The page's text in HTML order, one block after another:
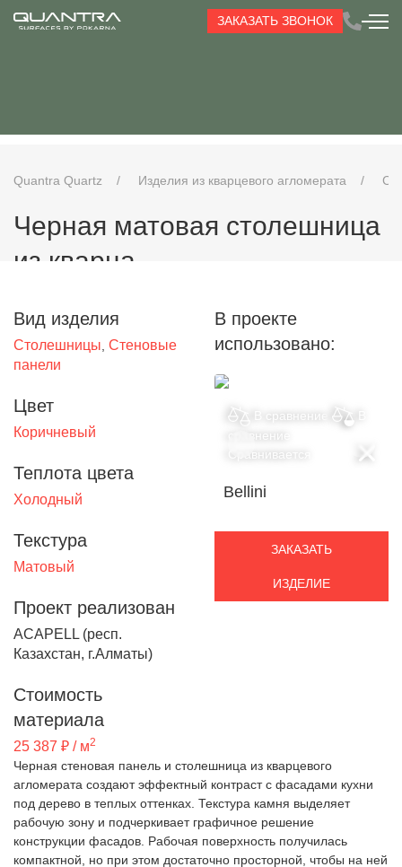
ЗАКАЗАТЬ ЗВОНОК
Quantra Quartz Изделия из кварцевого агломерата
Черная матовая столешница
из кварца
Вид изделия
Столешницы Стеновые
панели
Цвет
Коричневый
Теплота цвета
Холодный
Текстура
Матовый
Проект реализован
ACAPELL (респ.
Казахстан, г.Алматы)
Стоимость
материала
25 387 ₽ / м2
В проекте
использовано:
В сравнение
сравнение
Сравнивается
Bellini
ЗАКАЗАТЬ
ИЗДЕЛИЕ
Черная стеновая панель и столешница из кварцевого
агломерата создают эффектный контраст с фасадами кухни
под дерево в теплых оттенках. Текстура камня выделяет
рабочую зону и подчеркивает графичное решение
конструкции фасадов. Рабочая поверхность получилась
компактной, но при этом достаточно просторной, чтобы на ней